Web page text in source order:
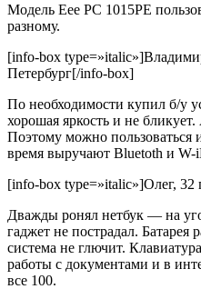
Модель Eee PC 1015PE
разному.
[info-box
Петербург[/info-box]
По необходимости купил б/у
хорошая яркость и не
Поэтому можно пользоваться
время выручают Bluetoth и W-
[info-box type=»italic»]Олег, 32
Дважды ронял нетбук — на
гаджет не пострадал. Батарея
система не глючит.
работы с документами и в
все 100.